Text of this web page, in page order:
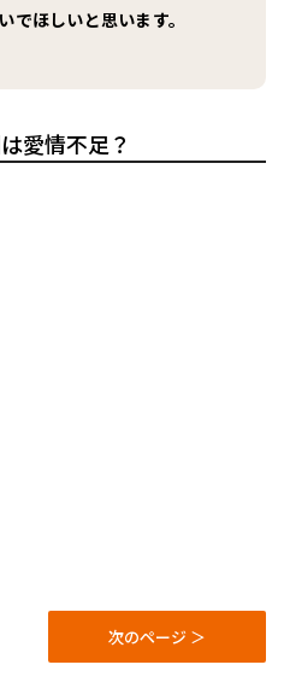
でほしいと思います。
愛情不足？
次のページ ＞